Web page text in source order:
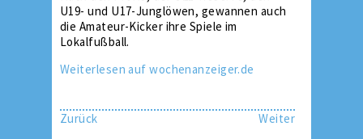
U19- und U17-Junglöwen, gewannen auch
die Amateur-Kicker ihre Spiele im
Lokalfußball.
Weiterlesen auf wochenanzeiger.de
Zurück Weiter